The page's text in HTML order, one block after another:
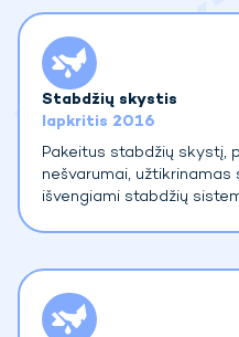
Stabdžių skystis
lapkritis 2016
Pakeitus stabdžių skystį,
nešvarumai,
išvengiami stabdžių